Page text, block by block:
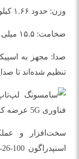
وزن: حدود ۱.۶۶ کیلوگرم
ضخامت: ۱۵.۵ میلی‌متر
تنظیم شده‌اند تا
سخت‌افزار و